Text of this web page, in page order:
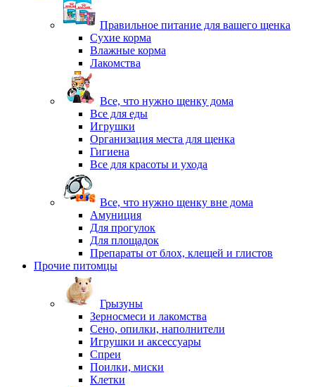
Правильное питание для вашего щенка
Сухие корма
Влажные корма
Лакомства
Все, что нужно щенку дома
Все для еды
Игрушки
Организация места для щенка
Гигиена
Все для красоты и ухода
Все, что нужно щенку вне дома
Амуниция
Для прогулок
Для площадок
Препараты от блох, клещей и глистов
Прочие питомцы
Грызуны
Зерносмеси и лакомства
Сено, опилки, наполнители
Игрушки и аксессуары
Спреи
Поилки, миски
Клетки